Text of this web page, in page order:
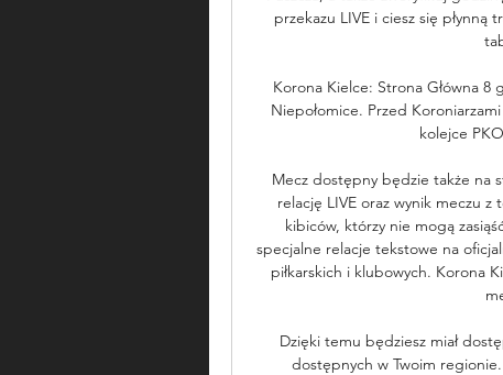
przekazu LIVE i ciesz się płynną
Korona Kielce: Strona Główna
Niepołomice. Przed
kolejce
Mecz dostępny będzie także na
relację LIVE oraz wynik meczu
kibiców, którzy nie mogą
specjalne relacje tekstowe na
piłkarskich i klubowych. Korona
Dzięki temu będziesz miał
dostępnych w Twoim